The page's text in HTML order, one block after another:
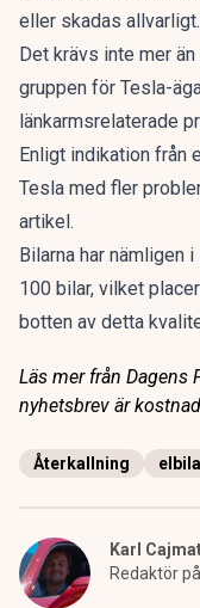
eller skadas allvarligt.
Det krävs inte mer
gruppen för Tesla-
länkarmsrelaterade
Enligt indikation från
Tesla med fler
artikel.
Bilarna har nämligen
100 bilar, vilket
botten av detta
Läs mer från Dagens
nyhetsbrev är
Återkallning
Karl
Redaktör